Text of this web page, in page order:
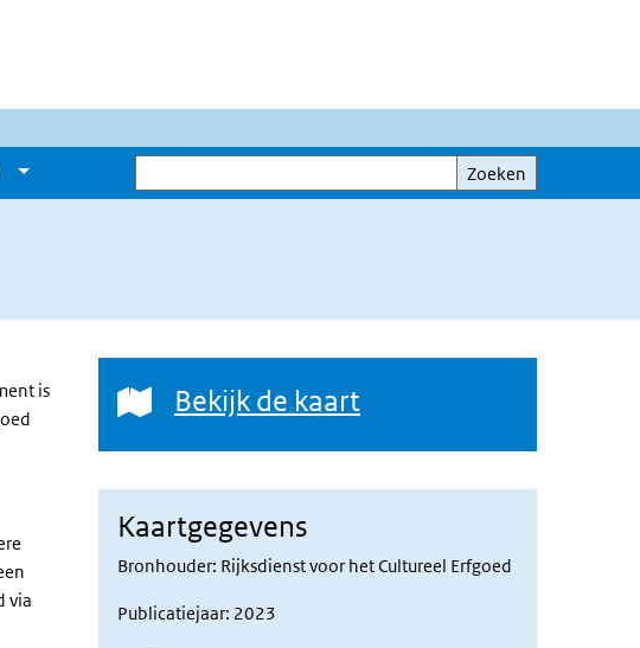
Zoeken
Zoeken
is
via
Bekijk de kaart
Bekijk de kaart
Kaartgegevens
Bronhouder: Rijksdienst voor het Cultureel Erfgoed
Publicatiejaar: 2023